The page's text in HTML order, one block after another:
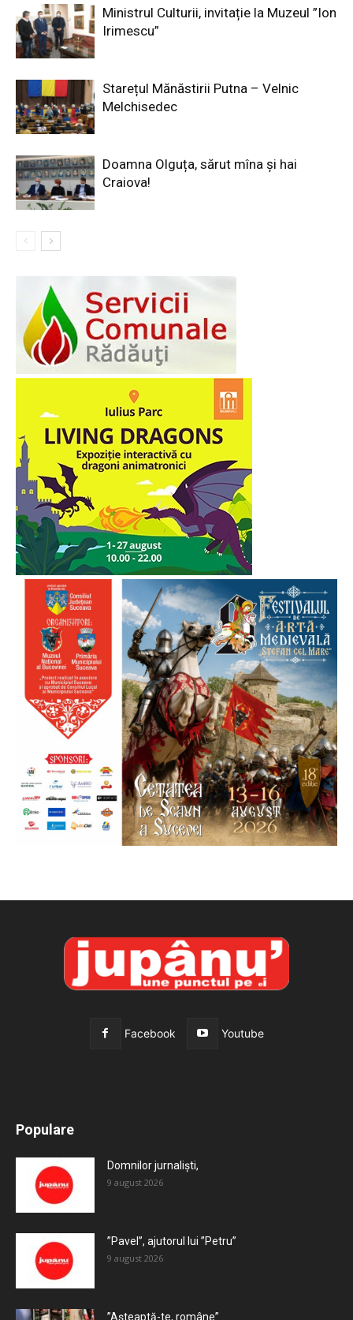
Ministrul Culturii, invitație la Muzeul ”Ion
Irimescu”
Starețul Mănăstirii Putna – Velnic
Melchisedec
Doamna Olguța, sărut mîna și hai
Craiova!
Facebook Youtube
Populare
Domnilor jurnaliști,
9 august 2026
”Pavel”, ajutorul lui ”Petru”
9 august 2026
”Așteaptă-te, române”